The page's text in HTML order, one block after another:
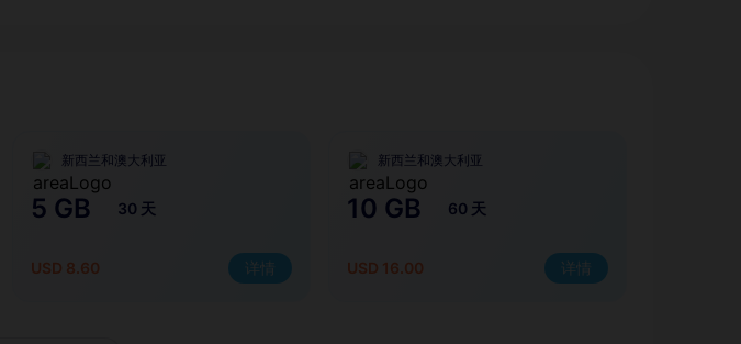
新西兰和澳大利亚
5 GB 30 天
USD 8.60 详情
新西兰和澳大利亚
10 GB 60 天
USD 16.00 详情